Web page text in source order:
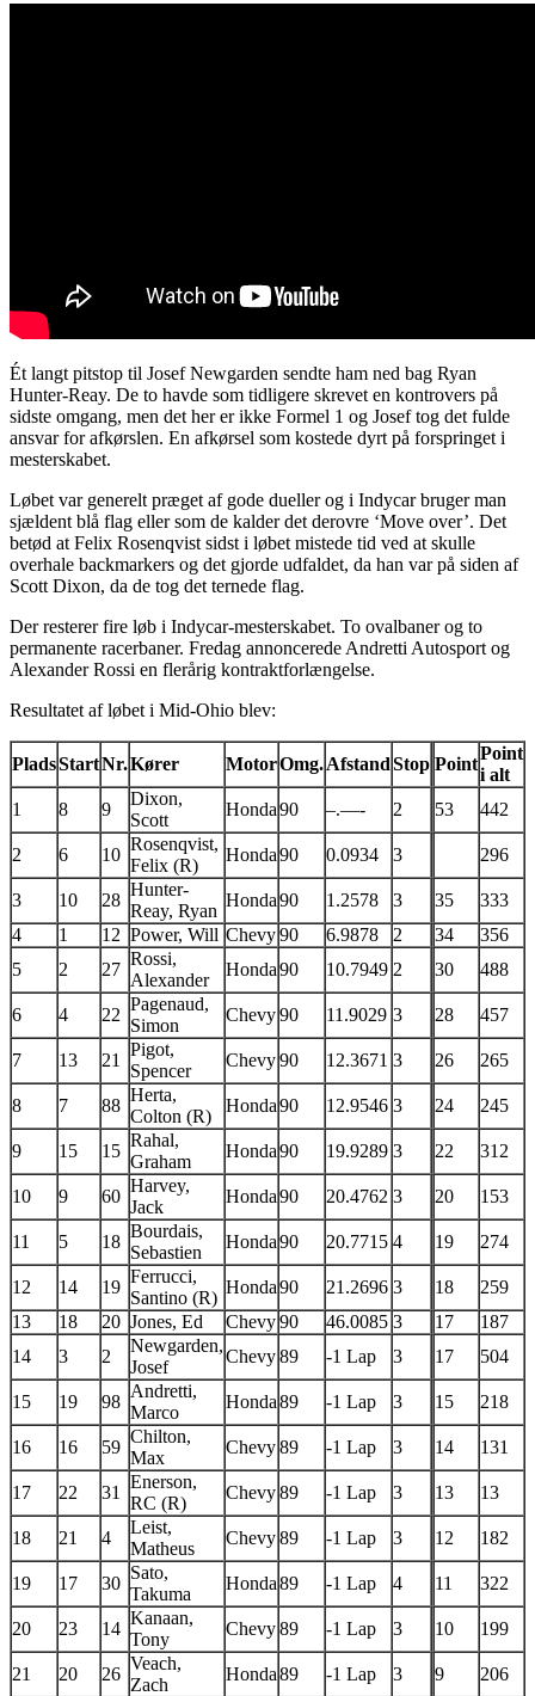
Ét langt pitstop til Josef Newgarden sendte ham ned bag Ryan
Hunter-Reay. De to havde som tidligere skrevet en kontrovers på
sidste omgang, men det her er ikke Formel 1 og Josef tog det fulde
ansvar for afkørslen. En afkørsel som kostede dyrt på forspringet i
mesterskabet.
Løbet var generelt præget af gode dueller og i Indycar bruger man
sjældent blå flag eller som de kalder det derovre ‘Move over’. Det
betød at Felix Rosenqvist sidst i løbet mistede tid ved at skulle
overhale backmarkers og det gjorde udfaldet, da han var på siden af
Scott Dixon, da de tog det ternede flag.
Der resterer fire løb i Indycar-mesterskabet. To ovalbaner og to
permanente racerbaner. Fredag annoncerede Andretti Autosport og
Alexander Rossi en flerårig kontraktforlængelse.
Resultatet af løbet i Mid-Ohio blev:
PladsStartNr.Kører MotorOmg.AfstandStop Point
Point
i alt
1
8 9
Dixon,
Scott
Honda90 –.—- 2 53 442
2 6 10
Rosenqvist,
Felix (R)
Honda90 0.0934 3 296
3 10 28
Hunter-
Reay, Ryan
Honda90 1.2578 3 35
333
4
1 12 Power, Will Chevy90 6.9878 2 34
356
5
2 27
Rossi,
Alexander
Honda90 10.7949 2 30 488
6 4 22
Pagenaud,
Simon
Chevy90 11.9029 3 28 457
7 13 21
Pigot,
Spencer
Chevy90 12.3671 3 26 265
8 7 88
Herta,
Colton (R)
Honda90 12.9546 3 24 245
9 15 15
Rahal,
Graham
Honda90 19.9289 3 22 312
10 9 60
Harvey,
Jack
Honda90 20.4762 3 20 153
11 5 18
Bourdais,
Sebastien
Honda90 20.7715 4 19 274
12 14 19
Ferrucci,
Santino (R)
Honda90 21.2696 3 18
259
13
18 20 Jones, Ed Chevy90 46.0085 3 17
187
14
3 2
Newgarden,
Josef
Chevy89 -1 Lap 3 17 504
15 19 98
Andretti,
Marco
Honda89 -1 Lap 3 15 218
16 16 59
Chilton,
Max
Chevy89 -1 Lap 3 14 131
17 22 31
Enerson,
RC (R)
Chevy89 -1 Lap 3 13 13
18 21 4
Leist,
Matheus
Chevy89 -1 Lap 3 12 182
19 17 30
Sato,
Takuma
Honda89 -1 Lap 4 11 322
20 23 14
Kanaan,
Tony
Chevy89 -1 Lap 3 10 199
21 20 26
Veach,
Zach
Honda89 -1 Lap 3 9 206